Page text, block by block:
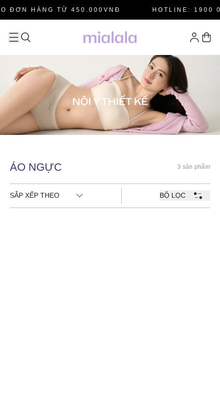
ĐƠN HÀNG TỪ 450.000VNĐ HOTLINE: 1900
ÁO NGỰC 3 sản phẩm
SẮP XẾP THEO BỘ LỌC